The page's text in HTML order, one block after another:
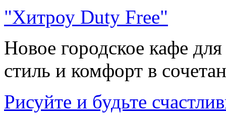
"Хитроу Duty Free"
Новое городское кафе
стиль и комфорт в
Рисуйте и будьте